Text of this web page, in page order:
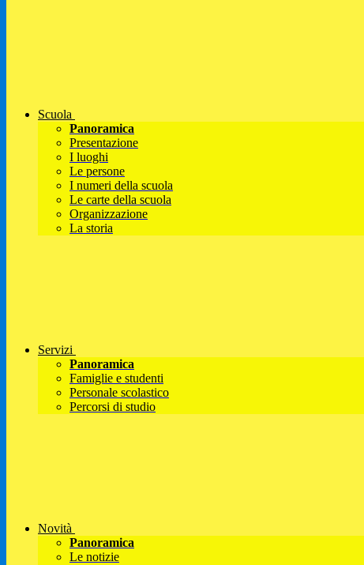
Scuola
Panoramica
Presentazione
I luoghi
Le persone
I numeri della scuola
Le carte della scuola
Organizzazione
La storia
Servizi
Panoramica
Famiglie e studenti
Personale scolastico
Percorsi di studio
Novità
Panoramica
Le notizie